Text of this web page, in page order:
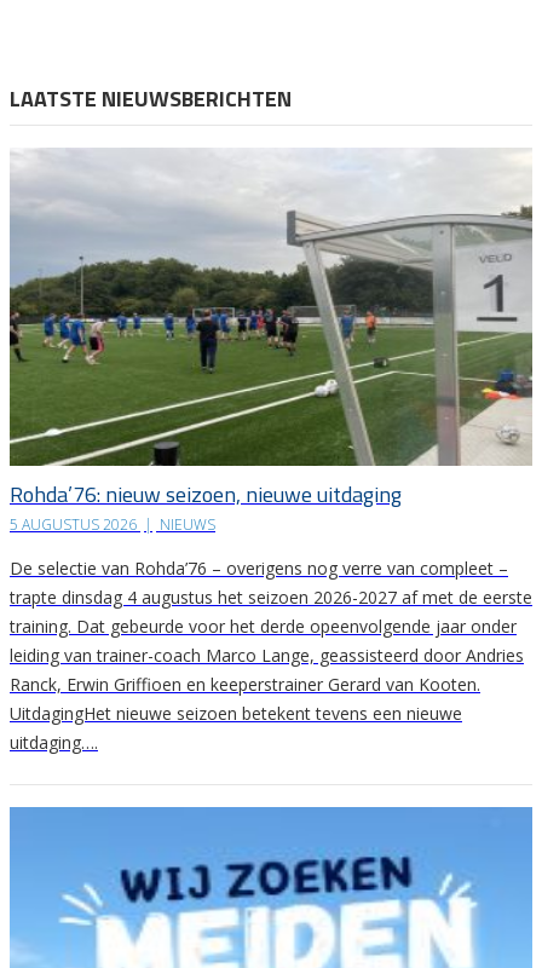
LAATSTE NIEUWSBERICHTEN
Rohda’76: nieuw seizoen, nieuwe uitdaging
5 AUGUSTUS 2026 | NIEUWS
De selectie van Rohda’76 – overigens nog verre van compleet –
trapte dinsdag 4 augustus het seizoen 2026-2027 af met de eerste
training. Dat gebeurde voor het derde opeenvolgende jaar onder
leiding van trainer-coach Marco Lange, geassisteerd door Andries
Ranck, Erwin Griffioen en keeperstrainer Gerard van Kooten.
UitdagingHet nieuwe seizoen betekent tevens een nieuwe
uitdaging….